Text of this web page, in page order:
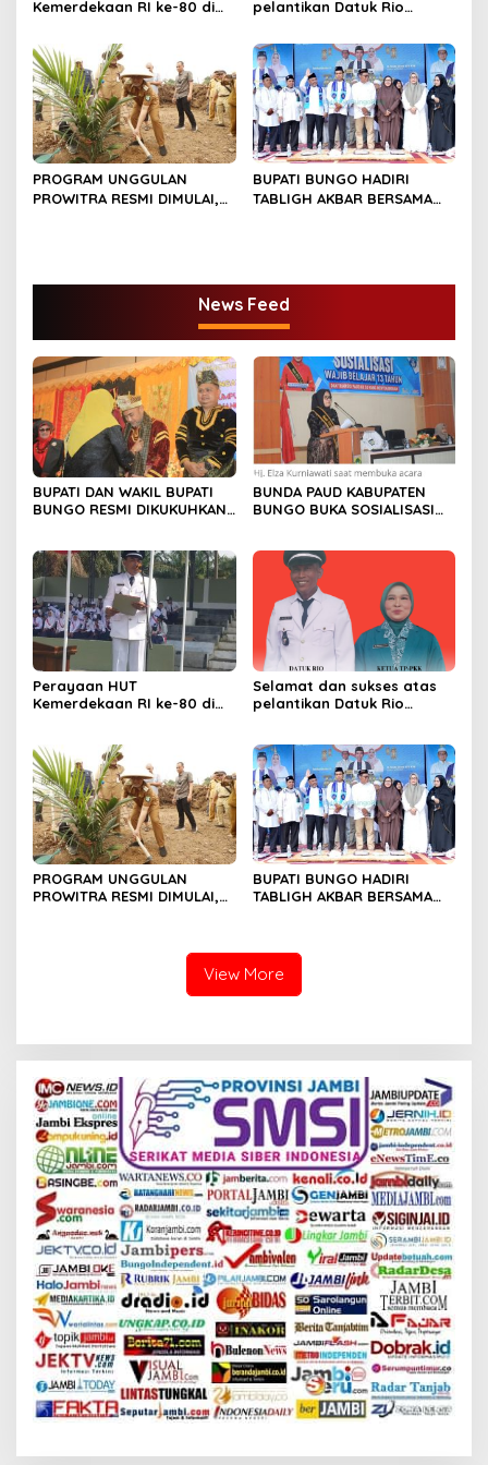
Kemerdekaan RI ke-80 di
pelantikan Datuk Rio
PROGRAM UNGGULAN
PROWITRA RESMI DIMULAI,
BUPATI BUNGO HADIRI
TABLIGH AKBAR BERSAMA
News Feed
BUPATI DAN WAKIL BUPATI
BUNGO RESMI DIKUKUHKAN
BUNDA PAUD KABUPATEN
BUNGO BUKA SOSIALISASI
Perayaan HUT
Kemerdekaan RI ke-80 di
Selamat dan sukses atas
pelantikan Datuk Rio
PROGRAM UNGGULAN
PROWITRA RESMI DIMULAI,
BUPATI BUNGO HADIRI
TABLIGH AKBAR BERSAMA
View More